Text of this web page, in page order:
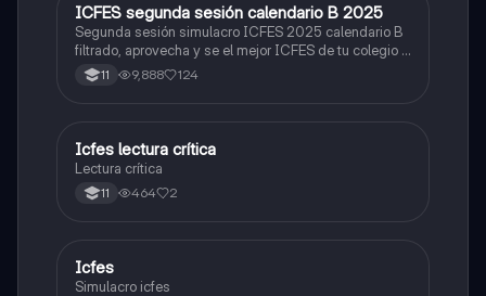
ICFES: Lectura Crítica
ICFES segunda sesión calendario B 2025
Segunda sesión simulacro ICFES 2025 calendario B
filtrado, aprovecha y se el mejor ICFES de tu colegio y
poder ingresar a universidad, y estudiar aquella
carrera con la que tanto sueñas.
11 9,888 124
Lengua Castellana
Icfes lectura crítica
Lectura crítica
11 464 2
ICFES: Sociales y Ciudadanas
Icfes
Simulacro icfes